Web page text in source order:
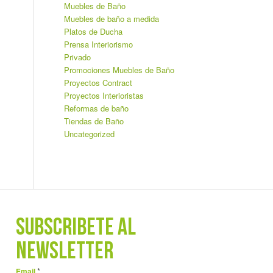
Muebles de Baño
Muebles de baño a medida
Platos de Ducha
Prensa Interiorismo
Privado
Promociones Muebles de Baño
Proyectos Contract
Proyectos Interioristas
Reformas de baño
Tiendas de Baño
Uncategorized
SUBSCRÍBETE AL
NEWSLETTER
*